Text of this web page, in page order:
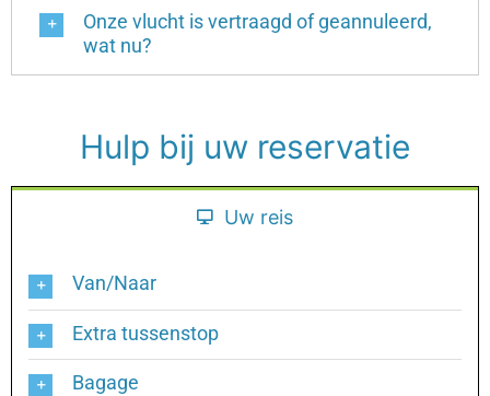
Onze vlucht is vertraagd of geannuleerd,
wat nu?
Hulp bij uw reservatie
Uw reis
Van/Naar
Extra tussenstop
Bagage